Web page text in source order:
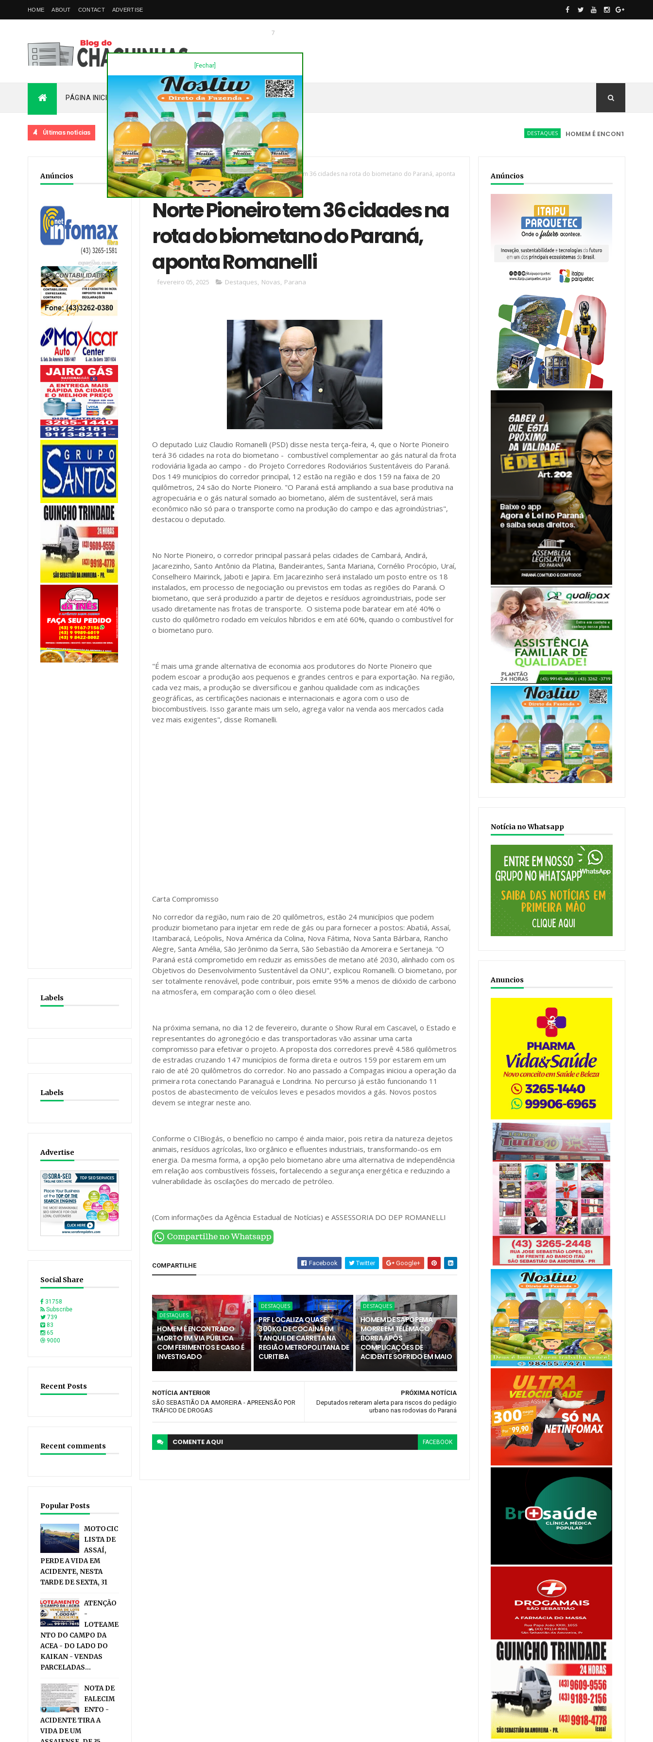
[Fechar]
HOME ABOUT CONTACT ADVERTISE
7
PÁGINA INICIAL PLANTÃO FALE COM O CHAGUINHAS
Últimas notícias HOMEM É ENCONTRADO MORTO
Anúncios
Labels
Labels
Advertise
Social Share
31758
Subscribe
739
83
65
9000
Recent Posts
Recent comments
Popular Posts
MOTOCIC
LISTA DE
ASSAÍ,
PERDE A VIDA EM
ACIDENTE, NESTA
TARDE DE SEXTA, 31
ATENÇÃO
-
LOTEAME
NTO DO CAMPO DA
ACEA - DO LADO DO
KAIKAN - VENDAS
PARCELADAS...
NOTA DE
FALECIM
ENTO -
ACIDENTE TIRA A
VIDA DE UM
Home/Destaques Novas/Parana/Norte Pioneiro tem 36 cidades na rota do biometano do Paraná, aponta
Romanelli
Norte Pioneiro tem 36 cidades na
rota do biometano do Paraná,
aponta Romanelli
fevereiro 05, 2025 Destaques, Novas, Parana
O deputado Luiz Claudio Romanelli (PSD) disse nesta terça-feira, 4, que o Norte Pioneiro
terá 36 cidades na rota do biometano - combustível complementar ao gás natural da frota
rodoviária ligada ao campo - do Projeto Corredores Rodoviários Sustentáveis do Paraná.
Dos 149 municípios do corredor principal, 12 estão na região e dos 159 na faixa de 20
quilômetros, 24 são do Norte Pioneiro. "O Paraná está ampliando a sua base produtiva na
agropecuária e o gás natural somado ao biometano, além de sustentável, será mais
econômico não só para o transporte como na produção do campo e das agroindústrias",
destacou o deputado.
No Norte Pioneiro, o corredor principal passará pelas cidades de Cambará, Andirá,
Jacarezinho, Santo Antônio da Platina, Bandeirantes, Santa Mariana, Cornélio Procópio, Uraí,
Conselheiro Mairinck, Jaboti e Japira. Em Jacarezinho será instalado um posto entre os 18
instalados, em processo de negociação ou previstos em todas as regiões do Paraná. O
biometano, que será produzido a partir de dejetos e resíduos agroindustriais, pode ser
usado diretamente nas frotas de transporte. O sistema pode baratear em até 40% o
custo do quilômetro rodado em veículos híbridos e em até 60%, quando o combustível for
o biometano puro.
"É mais uma grande alternativa de economia aos produtores do Norte Pioneiro que
podem escoar a produção aos pequenos e grandes centros e para exportação. Na região,
cada vez mais, a produção se diversificou e ganhou qualidade com as indicações
geográficas, as certificações nacionais e internacionais e agora com o uso de
biocombustíveis. Isso garante mais um selo, agrega valor na venda aos mercados cada
vez mais exigentes", disse Romanelli.
Carta Compromisso
No corredor da região, num raio de 20 quilômetros, estão 24 municípios que podem
produzir biometano para injetar em rede de gás ou para fornecer a postos: Abatiá, Assaí,
Itambaracá, Leópolis, Nova América da Colina, Nova Fátima, Nova Santa Bárbara, Rancho
Alegre, Santa Amélia, São Jerônimo da Serra, São Sebastião da Amoreira e Sertaneja. "O
Paraná está comprometido em reduzir as emissões de metano até 2030, alinhado com os
Objetivos do Desenvolvimento Sustentável da ONU", explicou Romanelli. O biometano, por
ser totalmente renovável, pode contribuir, pois emite 95% a menos de dióxido de carbono
na atmosfera, em comparação com o óleo diesel.
Na próxima semana, no dia 12 de fevereiro, durante o Show Rural em Cascavel, o Estado e
representantes do agronegócio e das transportadoras vão assinar uma carta
compromisso para efetivar o projeto. A proposta dos corredores prevê 4.586 quilômetros
de estradas cruzando 147 municípios de forma direta e outros 159 por estarem em um
raio de até 20 quilômetros do corredor. No ano passado a Compagas iniciou a operação da
primeira rota conectando Paranaguá e Londrina. No percurso já estão funcionando 11
postos de abastecimento de veículos leves e pesados movidos a gás. Novos postos
devem se integrar neste ano.
Conforme o CIBiogás, o benefício no campo é ainda maior, pois retira da natureza dejetos
animais, resíduos agrícolas, lixo orgânico e efluentes industriais, transformando-os em
energia. Da mesma forma, a opção pelo biometano abre uma alternativa de independência
em relação aos combustíveis fósseis, fortalecendo a segurança energética e reduzindo a
vulnerabilidade às oscilações do mercado de petróleo.
(Com informações da Agência Estadual de Notícias) e ASSESSORIA DO DEP ROMANELLI
COMPARTILHE Facebook Twitter Google+
DESTAQUES
HOMEM É ENCONTRADO
MORTO EM VIA PÚBLICA
COM FERIMENTOS E CASO É
INVESTIGADO
DESTAQUES
PRF LOCALIZA QUASE
300KG DE COCAÍNA EM
TANQUE DE CARRETA NA
REGIÃO METROPOLITANA DE
CURITIBA
DESTAQUES
HOMEM DE SAPOPEMA
MORRE EM TELÊMACO
BORBA APÓS
COMPLICAÇÕES DE
ACIDENTE SOFRIDO EM MAIO
PRÓXIMA NOTÍCIA
Deputados reiteram alerta para riscos do pedágio
urbano nas rodovias do Paraná
NOTÍCIA ANTERIOR
SÃO SEBASTIÃO DA AMOREIRA - APREENSÃO POR
TRÁFICO DE DROGAS
COMENTEAQUI FACEBOOK
Anúncios
Notícia no Whatsapp
Anuncios